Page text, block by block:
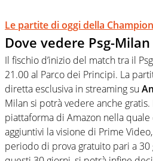
Le partite di oggi della
Dove vedere Psg-
Il fischio d’inizio del match tra il
21.00 al Parco dei Principi. La
diretta esclusiva in streaming su
Milan si potrà vedere anche
piattaforma di Amazon nella quale
aggiuntivi la visione di Prime
periodo di prova gratuito pari a